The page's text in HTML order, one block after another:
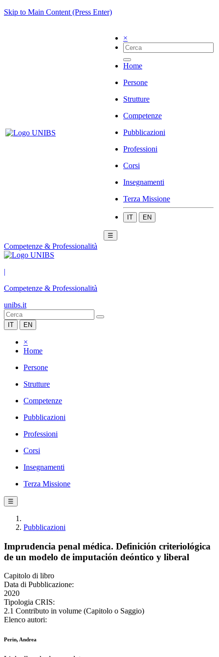
Skip to Main Content (Press Enter)
×
Home
Persone
Strutture
Competenze
Pubblicazioni
Professioni
Corsi
Insegnamenti
Terza Missione
IT EN
☰
Competenze & Professionalità
|
Competenze & Professionalità
unibs.it
IT EN
×
Home
Persone
Strutture
Competenze
Pubblicazioni
Professioni
Corsi
Insegnamenti
Terza Missione
☰
Pubblicazioni
Imprudencia penal médica. Definición criteriológica
de un modelo de imputación deóntico y liberal
Capitolo di libro
Data di Pubblicazione:
2020
Tipologia CRIS:
2.1 Contributo in volume (Capitolo o Saggio)
Elenco autori:
Perin, Andrea